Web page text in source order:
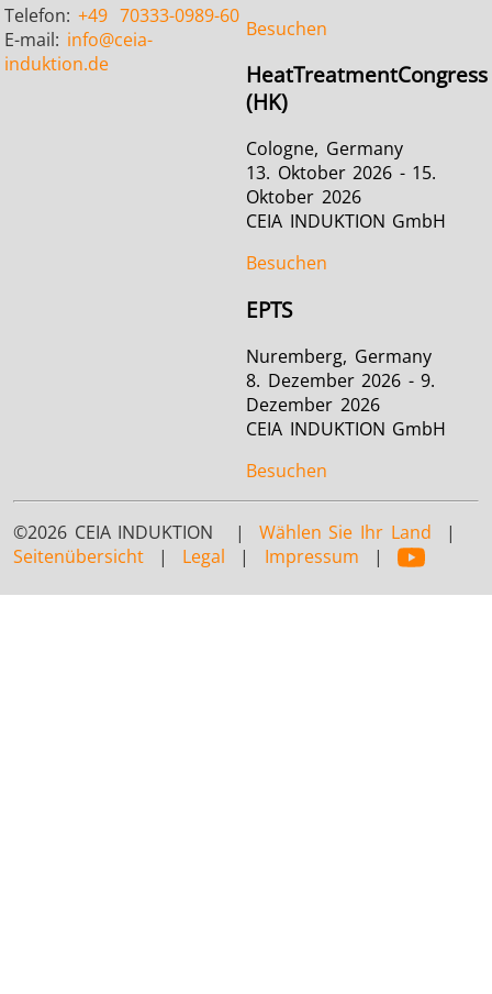
Telefon: +49 70333-0989-60
E-mail: info@ceia-
induktion.de
Besuchen
HeatTreatmentCongress
(HK)
Cologne, Germany
13. Oktober 2026 - 15.
Oktober 2026
CEIA INDUKTION GmbH
Besuchen
EPTS
Nuremberg, Germany
8. Dezember 2026 - 9.
Dezember 2026
CEIA INDUKTION GmbH
Besuchen
©2026 CEIA INDUKTION | Wählen Sie Ihr Land |
Seitenübersicht | Legal | Impressum |